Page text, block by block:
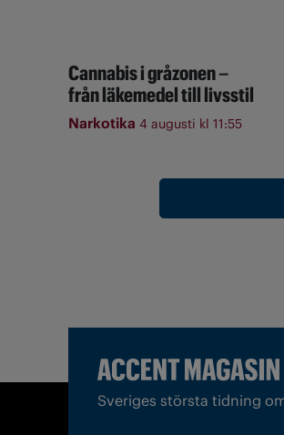
Cannabis i gråzonen –
från läkemedel till livsstil
Narkotika 4 augusti kl 11:55
Sveriges största tidning